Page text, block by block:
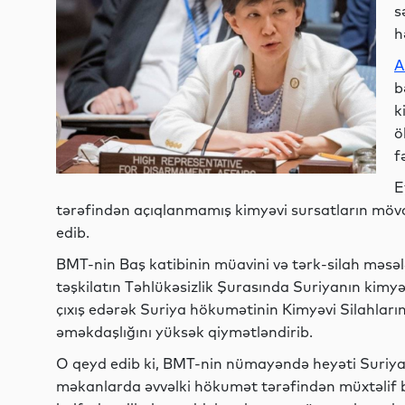
tərəfindən açıqlanmamış kimyəvi sursatların
edib.
BMT-nin Baş katibinin müavini və tərk-silah
təşkilatın Təhlükəsizlik Şurasında Suriyanın
çıxış edərək Suriya hökumətinin Kimyəvi
əməkdaşlığını yüksək qiymətləndirib.
O qeyd edib ki, BMT-nin nümayəndə heyəti
məkanlarda əvvəlki hökumət tərəfindən müxtəlif